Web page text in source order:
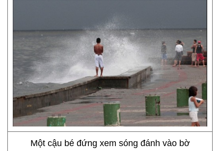
Một cậu bé đứng xem sóng đánh vào bờ